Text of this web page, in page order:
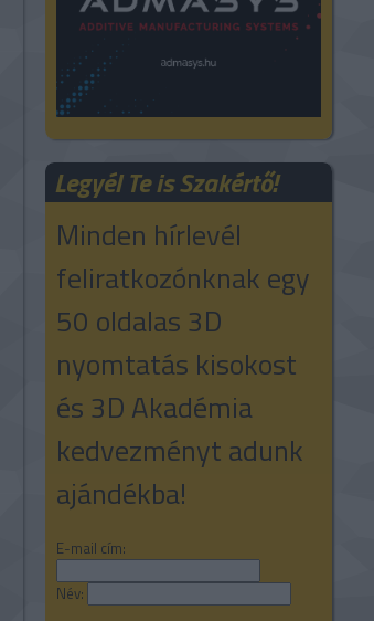
Legyél Te is Szakértő!
Minden hírlevél
feliratkozónknak egy
50 oldalas 3D
nyomtatás kisokost
és 3D Akadémia
kedvezményt adunk
ajándékba!
E-mail cím:
Név: